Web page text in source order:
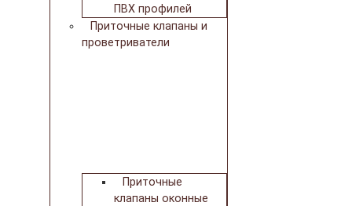
ПВХ профилей
Приточные клапаны и
проветриватели
Приточные
клапаны оконные